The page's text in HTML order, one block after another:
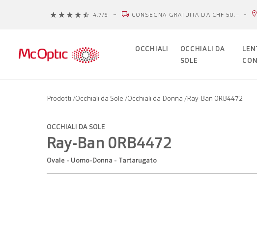
CONSEGNA GRATUITA DA CHF 50.–
OCCHIALI
OCCHIALI DA
SOLE
Prodotti /Occhiali da Sole /Occhiali da Donna /Ray-Ban 0RB4472
OCCHIALI DA SOLE
Ray-Ban 0RB4472
Ovale - Uomo-Donna - Tartarugato